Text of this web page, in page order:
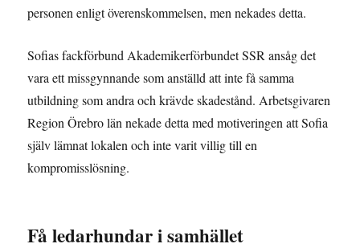
personen enligt överenskommelsen, men nekades detta.
Sofias fackförbund Akademikerförbundet SSR ansåg det
vara ett missgynnande som anställd att inte få samma
utbildning som andra och krävde skadestånd. Arbetsgivaren
Region Örebro län nekade detta med motiveringen att Sofia
själv lämnat lokalen och inte varit villig till en
kompromisslösning.
Få ledarhundar i samhället